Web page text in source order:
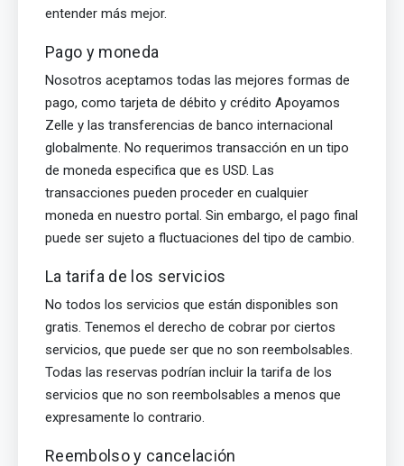
entender más mejor.
Pago y moneda
Nosotros aceptamos todas las mejores formas de
pago, como tarjeta de débito y crédito Apoyamos
Zelle y las transferencias de banco internacional
globalmente. No requerimos transacción en un tipo
de moneda especifica que es USD. Las
transacciones pueden proceder en cualquier
moneda en nuestro portal. Sin embargo, el pago final
puede ser sujeto a fluctuaciones del tipo de cambio.
La tarifa de los servicios
No todos los servicios que están disponibles son
gratis. Tenemos el derecho de cobrar por ciertos
servicios, que puede ser que no son reembolsables.
Todas las reservas podrían incluir la tarifa de los
servicios que no son reembolsables a menos que
expresamente lo contrario.
Reembolso y cancelación